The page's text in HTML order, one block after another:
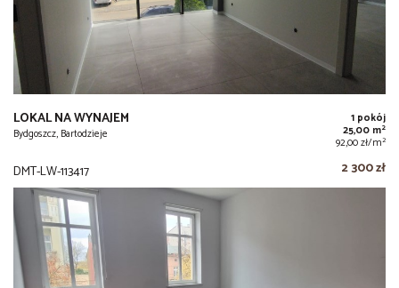
LOKAL NA WYNAJEM
Bydgoszcz, Bartodzieje
1 pokój
25,00 m2
92,00 zł/m2
DMT-LW-113417 2 300 zł